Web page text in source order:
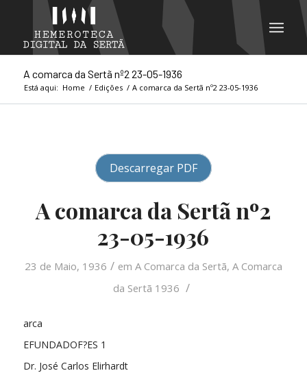
A comarca da Sertã nº2 23-05-1936
Está aqui: Home / Edições / A comarca da Sertã nº2 23-05-1936
Descarregar PDF
A comarca da Sertã nº2
23-05-1936
23 de Maio, 1936 / em A Comarca da Sertã, A Comarca
da Sertã 1936 /
arca
EFUNDADOF?ES 1
Dr. José Carlos Elirhardt